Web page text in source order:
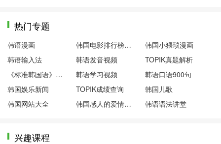
热门专题
韩语漫画 韩国电影排行榜前十名
韩国小猥琐漫画
韩语输入法
韩语发音视频
TOPIK真题解析
《标准韩国语》第一册
韩语学习视频
韩语口语900句
韩国娱乐新闻
TOPIK成绩查询
韩国儿歌
韩国网站大全
韩国感人的爱情电影 韩语语法讲堂
兴趣课程